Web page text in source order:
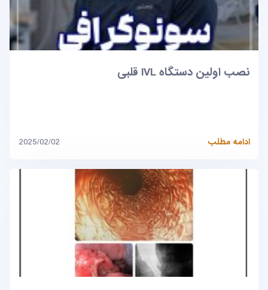
نصب اولین دستگاه IVL قلبی
ادامه مطلب 2025/02/02